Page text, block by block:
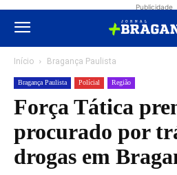
Publicidade
Início Bragança Paulista
Bragança Paulista Polícial Região
Força Tática
procurado por
drogas em